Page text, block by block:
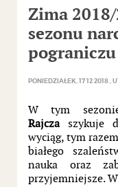
Zima
sezonu
PONIEDZIAŁEK, 17 12 2018
W tym
Rajczaszykuje
wyciąg, tym
białego
nauka oraz
przyjemniejsze.